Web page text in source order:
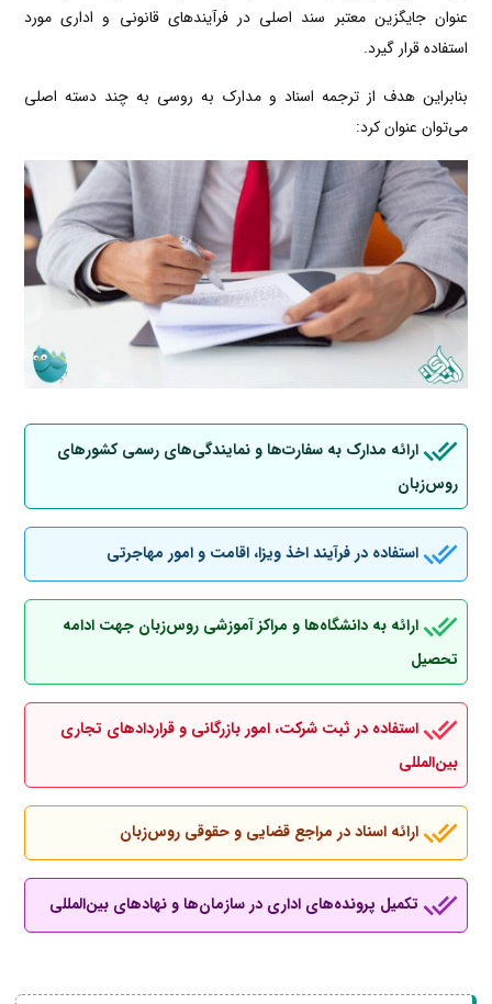
عنوان جایگزین معتبر سند اصلی در فرآیندهای قانونی و اداری مورد
استفاده قرار گیرد.
بنابراین هدف از ترجمه اسناد و مدارک به روسی به چند دسته اصلی
می‌توان عنوان کرد:
ارائه مدارک به سفارت‌ها و نمایندگی‌های رسمی کشورهای
روس‌زبان
استفاده در فرآیند اخذ ویزا، اقامت و امور مهاجرتی
ارائه به دانشگاه‌ها و مراکز آموزشی روس‌زبان جهت ادامه
تحصیل
استفاده در ثبت شرکت، امور بازرگانی و قراردادهای تجاری
بین‌المللی
ارائه اسناد در مراجع قضایی و حقوقی روس‌زبان
تکمیل پرونده‌های اداری در سازمان‌ها و نهادهای بین‌المللی